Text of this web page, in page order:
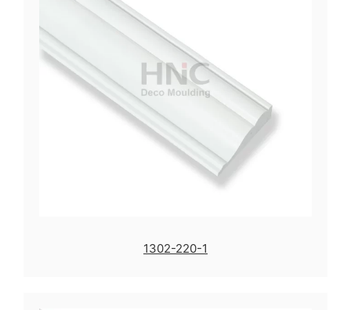
1302-220-1